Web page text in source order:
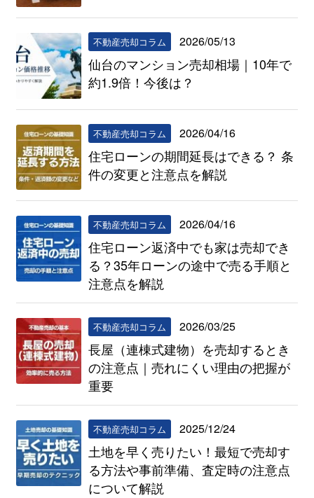
不動産売却コラム 2026/05/13
仙台のマンション売却相場｜10年で
約1.9倍！今後は？
不動産売却コラム 2026/04/16
住宅ローンの期間延長はできる？ 条
件の変更と注意点を解説
不動産売却コラム 2026/04/16
住宅ローン返済中でも家は売却でき
る？35年ローンの途中で売る手順と
注意点を解説
不動産売却コラム 2026/03/25
長屋（連棟式建物）を売却するとき
の注意点｜売れにくい理由の把握が
重要
不動産売却コラム 2025/12/24
土地を早く売りたい！最短で売却す
る方法や事前準備、査定時の注意点
について解説